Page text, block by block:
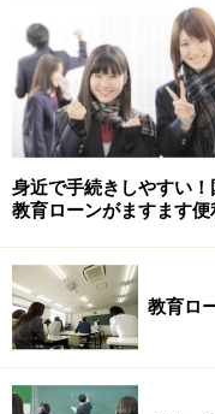
きます（注：審査に
す）。
勤続（営業）年
世帯のいずれか
借入申込人また
使途が海外留学資
返済負担率※が30
（所得）」
身近で手続きしやすい！
教育ローンがますます便
教育ロ